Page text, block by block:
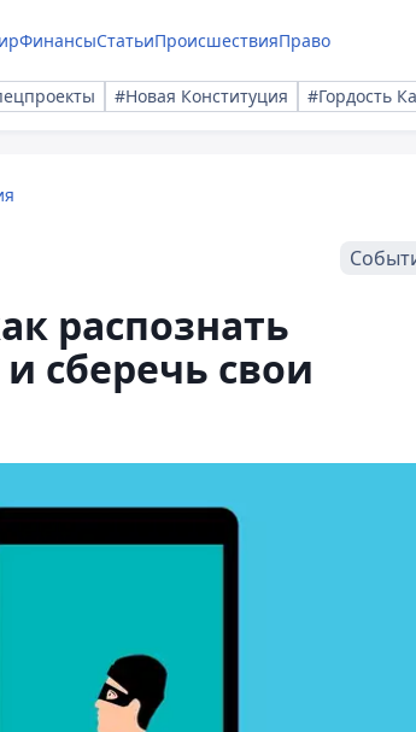
ФинансыСтатьиПроисшествияПраво
#Новая Конституция #Гордость
распознать
сберечь свои